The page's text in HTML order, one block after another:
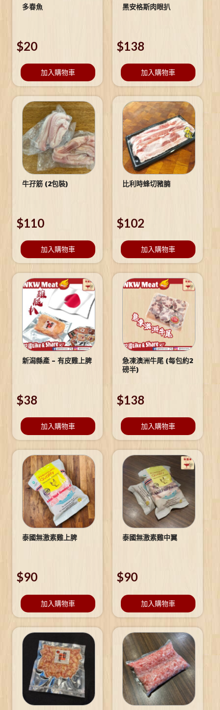
多春魚
$20
加入購物車
黑安格斯肉眼扒
$138
加入購物車
牛孖筋 (2包裝)
$110
加入購物車
比利時蜂切豬腩
$102
加入購物車
新潟縣產 – 有皮雞上脾
$38
加入購物車
急凍澳洲牛尾 (每包約2
磅半)
$138
加入購物車
泰國無激素雞上脾
$90
加入購物車
泰國無激素雞中翼
$90
加入購物車